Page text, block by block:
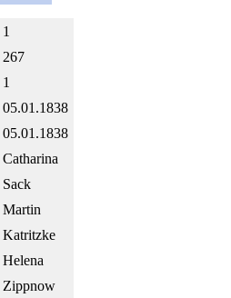
1
267
1
05.01.1838
05.01.1838
Catharina
Sack
Martin
Katritzke
Helena
Zippnow